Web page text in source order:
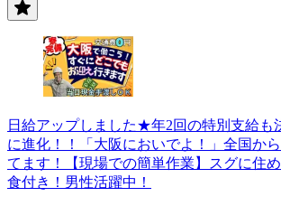
日給アップしました★年2回の特別支給も
に進化！！「大阪においでよ！」全国か
てます！【現場での簡単作業】スグに住
食付き！男性活躍中！